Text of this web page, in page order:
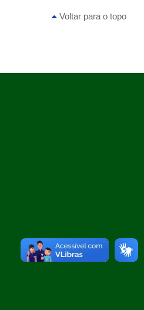
Voltar para o topo